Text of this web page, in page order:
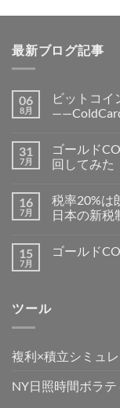
最新ブログ記事
06
8月
ビットコイ
31
7月
ゴールド
回してみた
16
7月
税率20%は
日本の新税
15
7月
ゴールド
ツール
複利×積立シミュ
NY日照時間ボラテ